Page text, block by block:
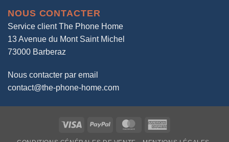
NOUS CONTACTER
Service client The Phone Home
13 Avenue du Mont Saint Michel
73000 Barberaz
Nous contacter par email
contact@the-phone-home.com
Visa PayPal MasterCard